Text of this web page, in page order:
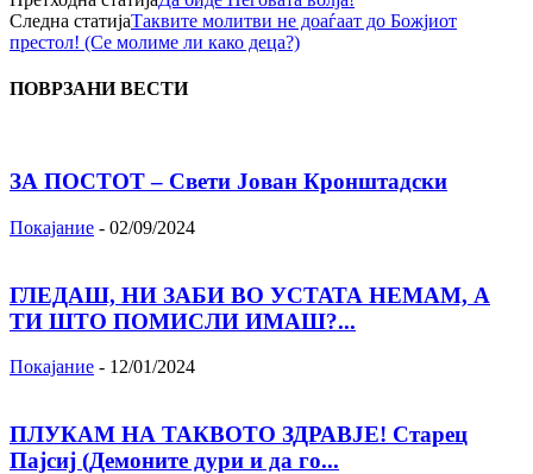
Следна статијаТаквите молитви не доаѓаат до Божјиот
престол! (Се молиме ли како деца?)
ПОВРЗАНИ ВЕСТИ
ЗА ПОСТОТ – Свети Јован Кронштадски
Покајание - 02/09/2024
ГЛЕДАШ, НИ ЗАБИ ВО УСТАТА НЕМАМ, А
ТИ ШТО ПОМИСЛИ ИМАШ?...
Покајание - 12/01/2024
ПЛУКАМ НА ТАКВОТО ЗДРАВЈЕ! Старец
Пајсиј (Демоните дури и да го...